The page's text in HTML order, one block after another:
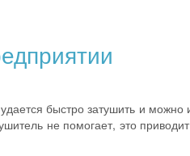
быстро затушить и можно
не помогает, это